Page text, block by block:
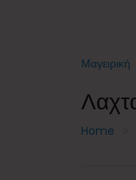
Μαγειρική
Home